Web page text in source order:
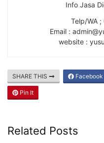
Info Jasa
Telp/WA
Email :
website :
SHARE THIS Facebook
Pin It
Related Posts